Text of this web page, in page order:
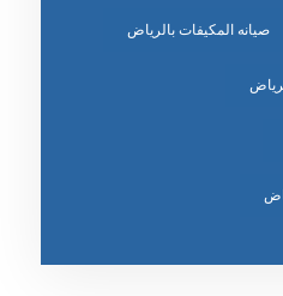
صيانه المكيفات بالرياض